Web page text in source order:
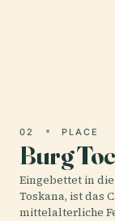
02 PLACE
Burg
Eingebettet in
Toskana, ist das
mittelalterliche